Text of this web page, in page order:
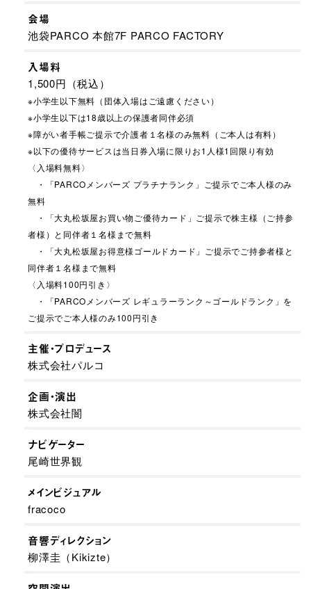
会場
池袋PARCO 本館7F PARCO FACTORY
入場料
1,500円（税込）
※小学生以下無料（団体入場はご遠慮ください）
※小学生以下は18歳以上の保護者同伴必須
※障がい者手帳ご提示で介護者１名様のみ無料（ご本人は有料）
※以下の優待サービスは当日券入場に限りお1人様1回限り有効
〈入場料無料〉
・「PARCOメンバーズ プラチナランク」ご提示でご本人様のみ
無料
・「大丸松坂屋お買い物ご優待カード」ご提示で株主様（ご持参
者様）と同伴者１名様まで無料
・「大丸松坂屋お得意様ゴールドカード」ご提示でご持参者様と
同伴者１名様まで無料
〈入場料100円引き〉
・「PARCOメンバーズ レギュラーランク～ゴールドランク」を
ご提示でご本人様のみ100円引き
主催・プロデュース
株式会社パルコ
企画・演出
株式会社闇
ナビゲーター
尾崎世界観
メインビジュアル
fracoco
音響ディレクション
柳澤圭（Kikizte）